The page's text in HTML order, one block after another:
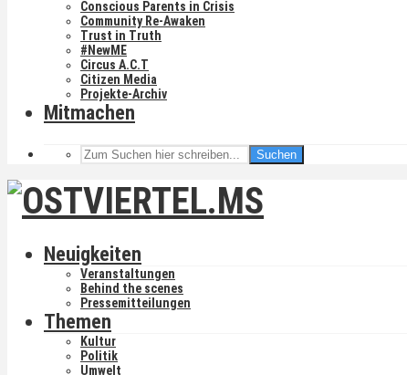
Conscious Parents in Crisis
Community Re-Awaken
Trust in Truth
#NewME
Circus A.C.T
Citizen Media
Projekte-Archiv
Mitmachen
Suchen
Neuigkeiten
Veranstaltungen
Behind the scenes
Pressemitteilungen
Themen
Kultur
Politik
Umwelt